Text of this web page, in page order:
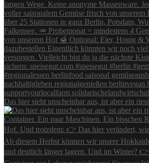
Das hier sieht unscheinbar aus, ist aber ein riesi